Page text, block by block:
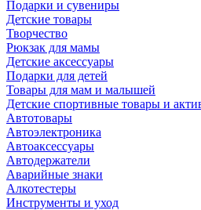
Подарки и сувениры
Детские товары
Творчество
Рюкзак для мамы
Детские аксессуары
Подарки для детей
Товары для мам и малышей
Детские спортивные товары и
Автотовары
Автоэлектроника
Автоаксессуары
Автодержатели
Аварийные знаки
Алкотестеры
Инструменты и уход